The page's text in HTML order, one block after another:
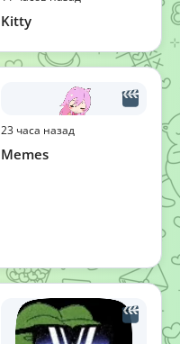
Kitty
23 часа назад
Memes